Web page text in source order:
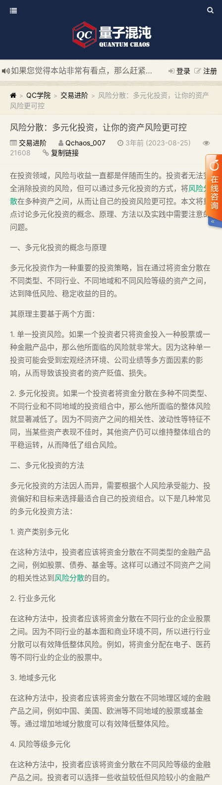
登录 注册
如果您觉得本站非常有看点，那么赶紧使用Ctrl+D 收藏我们吧
新添加量子混沌系统板块，欢迎大家访问！
---“量子混沌系
> QC学院 > 交易进阶 > 风险分散：多元化投资，让你的资产
风险更可控
风险分散：多元化投资，让你的资产风险更可控
交易进阶 Qchaos_007
3年前 (2023-08-25)
21608
复制链接
在投资领域，风险与收益一直都是伴随而生的。投资者无法完
全消除投资的风险，但可以通过多元化投资的方式，将风险分
散在多种资产之间，从而让自己的投资风险更可控。本文将重
点讨论多元化投资的概念、原理、方法以及实践中需要注意的
问题。
一、多元化投资的概念与原理
多元化投资作为一种重要的投资策略，旨在通过将资金分散在
不同类型、不同行业、不同地域和不同风险等级的资产之间，
达到降低风险、稳定收益的目的。
其原理主要基于两个方面：
1. 单一投资风险。如果一个投资者只将资金投入一种股票或一
种金融产品中，那么他所面临的风险就非常大。因为这种单一
投资可能会受到宏观经济环境、公司业绩等多方面因素的影
响，从而导致该投资者的资产贬值、损失。
2. 多元化投资。如果一个投资者将资金分散在多种不同类型、
不同行业和不同地域的投资组合中，那么他所面临的整体风险
就显著减低了。因为不同资产之间的相关性、波动性等特征不
同，当某些资产表现不佳时，其他资产仍可以维持整体组合的
平稳运转，从而降低了组合风险。
二、多元化投资的方法
多元化投资的方法因人而异，需要根据个人风险承受能力、投
资偏好和目标来选择最适合自己的投资组合。以下是几种常见
的多元化投资方法：
1. 资产类别多元化
在这种方法中，投资者应该将资金分散在不同类型的金融产品
之间，例如股票、债券、基金等。这样可以通过不同资产之间
的相关性达到风险分散的目的。
2. 行业多元化
在这种方法中，投资者应该将资金分散在不同行业的企业股票
之间。因为不同行业的基本面和商业环境不同，所以进行行业
分散可以有效降低整体风险。例如，将资金分配在电子、医药
等不同行业的企业的股票中。
3. 地域多元化
在这种方法中，投资者应该将资金分散在不同地理区域的金融
产品之间，例如中国、美国、欧洲等不同地域的股票或基金
等。通过增加地域分散度可以有效降低整体风险。
4. 风险等级多元化
在这种方法中，投资者应该将资金分散在不同风险等级的金融
产品之间。投资者可以选择一些收益较低但风险较小的金融产